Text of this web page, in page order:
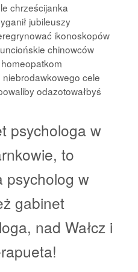
chrześcijanka
jubileuszy
ikonoskopów
chinowców
cele
odazotowałbyś
psychologa w
to
psycholog w
gabinet
nad Wałcz i